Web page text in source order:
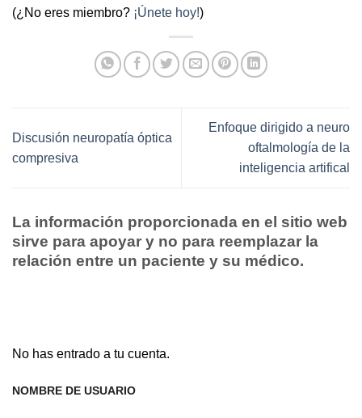
(¿No eres miembro? ¡Únete hoy!)
Discusión neuropatía óptica
compresiva
Enfoque dirigido a neuro
oftalmología de la
inteligencia artifical
La información proporcionada en el sitio web
sirve para apoyar y no para reemplazar la
relación entre un paciente y su médico.
No has entrado a tu cuenta.
NOMBRE DE USUARIO